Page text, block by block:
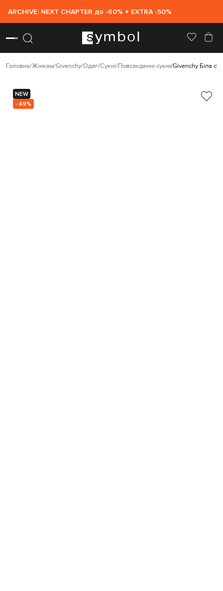
ARCHIVE: NEXT CHAPTER до -60% + EXTRA -50%
Головна Жінкам Givenchy Одяг Сукні Повсякденні сукні Givenchy Біла
NEW
- 49%